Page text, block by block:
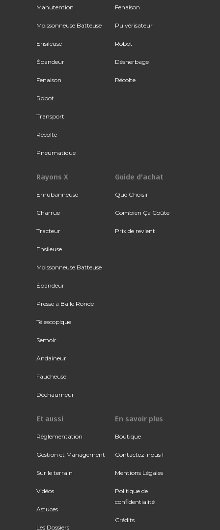
Manutention
Moissonneuse Batteuse
Ensileuse
Épandeur
Fenaison
Robot
Transport
Récolte
Pneumatique
Fenaison
Pulvérisateur
Robot
Désherbage
Récolte
Rayons X
Enrubanneuse
Charrue
Tracteur
Ensileuse
Moissonneuse Batteuse
Épandeur
Presse à Balle Ronde
Télescopique
Semoir
Andaineur
Faucheuse
Déchaumeur
Guide d'achat
Que Choisir
Combien Ça Coûte
Prix de revient
Et aussi
Réglementation
Gestion et Management
Sur le terrain
Vidéos
Astuces
Les Dossiers
En savoir plus
Boutique
Contactez-nous !
Mentions Légales
Politique de
confidentialité
Crédits